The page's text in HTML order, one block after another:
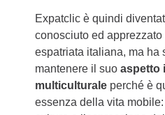
Expatclic è quindi
conosciuto ed
espatriata italiana, ma ha
mantenere il suoaspetto
multiculturale perché è
essenza della vita